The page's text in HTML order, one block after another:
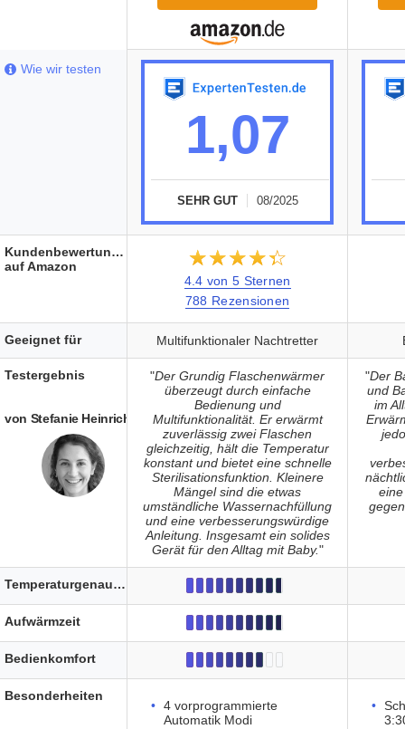
1,07
SEHR GUT 08/2025
★★★★★
☆☆☆☆☆
4.4 von 5 Sternen
788 Rezensionen
Multifunktionaler Nachtretter
"Der Grundig Flaschenwärmer
überzeugt durch einfache
Bedienung und
Multifunktionalität. Er erwärmt
zuverlässig zwei Flaschen
gleichzeitig, hält die Temperatur
konstant und bietet eine schnelle
Sterilisationsfunktion. Kleinere
Mängel sind die etwas
umständliche Wassernachfüllung
und eine verbesserungswürdige
Anleitung. Insgesamt ein solides
Gerät für den Alltag mit Baby."
"Der
und
im
4 vorprogrammierte
Automatik Modi
Wie wir testen
Kundenbewertungen
auf Amazon
Geeignet für
Testergebnis
von Stefanie Heinrich
Temperaturgenauigkeit
Aufwärmzeit
Bedienkomfort
Besonderheiten